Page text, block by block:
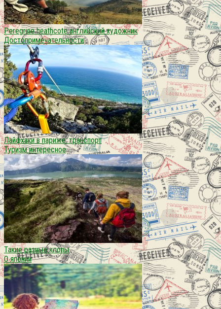
Peregrine heathcote английский художник
Достопримечательности
Лайфхаки в париже: транспорт
Туризм интересное
Такие разные клопы
О японии